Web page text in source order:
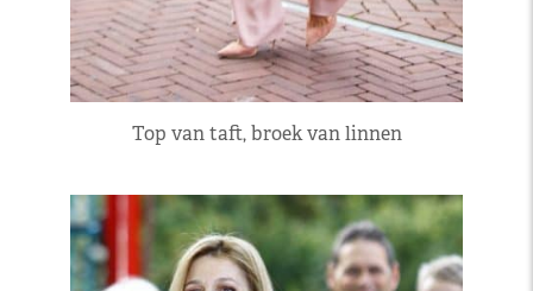
Top van taft, broek van linnen